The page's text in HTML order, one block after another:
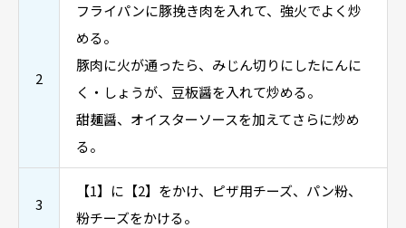
2
フライパンに豚挽き肉を入れて、強火でよく炒
める。
豚肉に火が通ったら、みじん切りにしたにんに
く・しょうが、豆板醤を入れて炒める。
甜麺醤、オイスターソースを加えてさらに炒め
る。
3
【1】に【2】をかけ、ピザ用チーズ、パン粉、
粉チーズをかける。